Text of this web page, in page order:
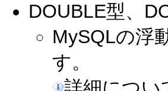
DOUBLE型、
MySQLの浮
す。